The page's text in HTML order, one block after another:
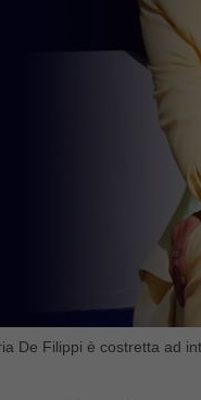
De Filippi è costretta ad